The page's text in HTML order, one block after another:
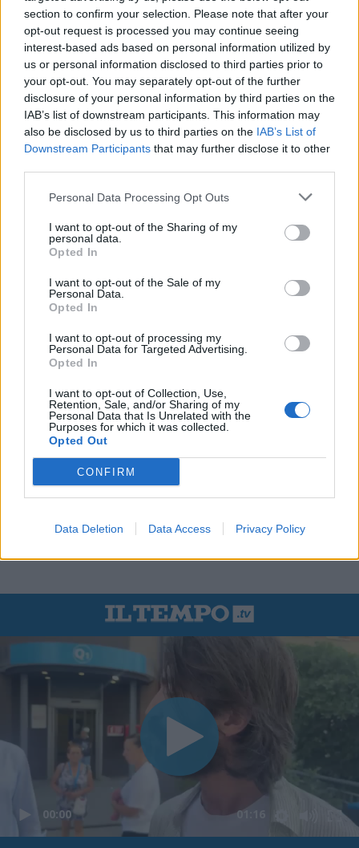
section to confirm your selection. Please note that after your
opt-out request is processed you may continue seeing
interest-based ads based on personal information utilized by
us or personal information disclosed to third parties prior to
your opt-out. You may separately opt-out of the further
disclosure of your personal information by third parties on the
IAB’s list of downstream participants. This information may
also be disclosed by us to third parties on the IAB’s List of
Downstream Participants that may further disclose it to other
Personal Data Processing Opt Outs
I want to opt-out of the Sharing of my
personal data.
Opted In
I want to opt-out of the Sale of my
Personal Data.
Opted In
I want to opt-out of processing my
Personal Data for Targeted Advertising.
Opted In
I want to opt-out of Collection, Use,
Retention, Sale, and/or Sharing of my
Personal Data that Is Unrelated with the
Purposes for which it was collected.
Opted Out
CONFIRM
Data Deletion Data Access Privacy Policy
00:00 01:16